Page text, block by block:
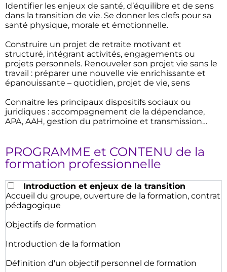
Identifier les enjeux de santé, d’équilibre et de sens
dans la transition de vie. Se donner les clefs pour sa
santé physique, morale et émotionnelle.
Construire un projet de retraite motivant et
structuré, intégrant activités, engagements ou
projets personnels. Renouveler son projet vie sans le
travail : préparer une nouvelle vie enrichissante et
épanouissante – quotidien, projet de vie, sens
Connaitre les principaux dispositifs sociaux ou
juridiques : accompagnement de la dépendance,
APA, AAH, gestion du patrimoine et transmission…
PROGRAMME et CONTENU de la
formation professionnelle
Introduction et enjeux de la transition
Accueil du groupe, ouverture de la formation, contrat
pédagogique
Objectifs de formation
Introduction de la formation
Définition d'un objectif personnel de formation